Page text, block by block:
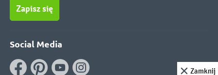
Zapisz się
Social Media
Zamknij